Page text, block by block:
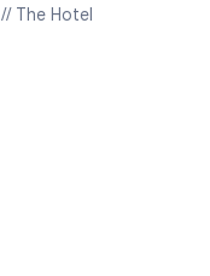
// The Hotel